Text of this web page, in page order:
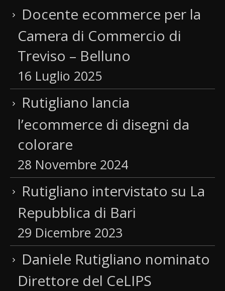
Docente ecommerce per la
Camera di Commercio di
Treviso – Belluno
16 Luglio 2025
Rutigliano lancia
l’ecommerce di disegni da
colorare
28 Novembre 2024
Rutigliano intervistato su La
Repubblica di Bari
29 Dicembre 2023
Daniele Rutigliano nominato
Direttore del CeLIPS